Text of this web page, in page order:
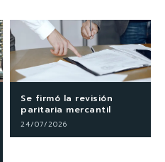
Se firmó la revisión
paritaria mercantil
24/07/2026